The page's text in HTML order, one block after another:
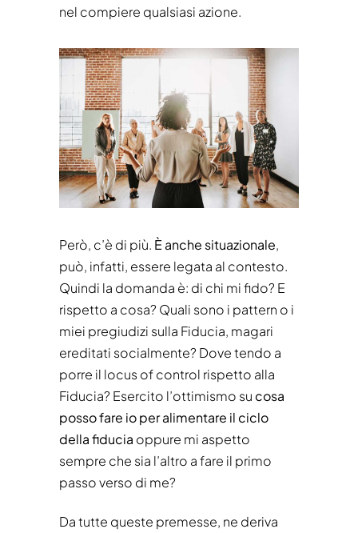
nel compiere qualsiasi azione.
Però, c’è di più. È anche situazionale,
può, infatti, essere legata al contesto.
Quindi la domanda è: di chi mi fido? E
rispetto a cosa? Quali sono i pattern o i
miei pregiudizi sulla Fiducia, magari
ereditati socialmente? Dove tendo a
porre il locus of control rispetto alla
Fiducia? Esercito l’ottimismo su cosa
posso fare io per alimentare il ciclo
della fiducia oppure mi aspetto
sempre che sia l’altro a fare il primo
passo verso di me?
Da tutte queste premesse, ne deriva